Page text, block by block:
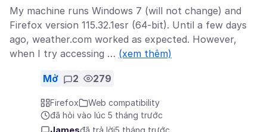
My machine runs Windows 7 (will not change) and
Firefox version 115.32.1esr (64-bit). Until a few days
ago, weather.com worked as expected. However,
when I try accessing … (xem thêm)
Mở 2 279
Firefox
Web compatibility
đã hỏi vào lúc 5 tháng trước